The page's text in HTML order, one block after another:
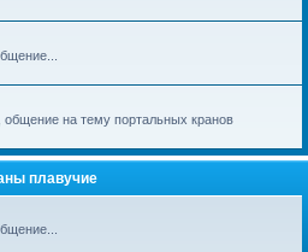
общение на тему портальных кранов
плавучие